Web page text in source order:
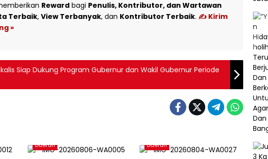
Reward bagi Penulis, Kontributor, dan Wartawan
Terbaik, View Terbanyak, dan Kontributor Terbaik. ✍️ Kirim
»
Siap Dukung Program Gubernur dan Wakil Gubernur Periode
Daerah Daerah